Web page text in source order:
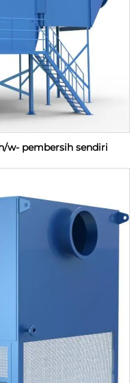
w- pembersih sendiri